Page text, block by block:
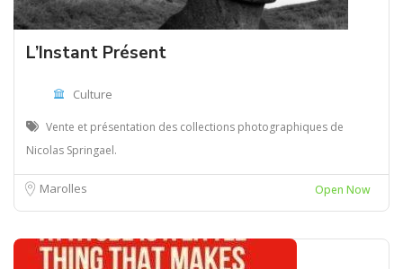
L’Instant Présent
Culture
Vente et présentation des collections photographiques de
Nicolas Springael.
Marolles Open Now